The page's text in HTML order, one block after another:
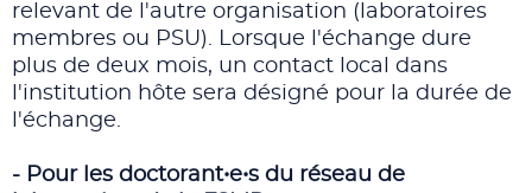
relevant de l'autre organisation (laboratoires
membres ou PSU). Lorsque l'échange dure
plus de deux mois, un contact local dans
l'institution hôte sera désigné pour la durée de
l'échange.
- Pour les doctorant•e•s du réseau de